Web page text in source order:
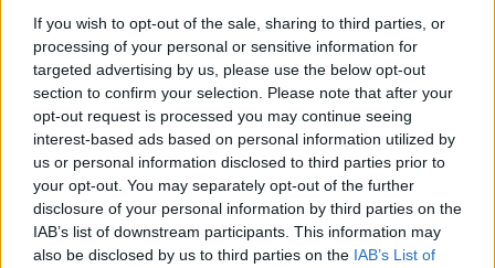
If you wish to opt-out of the sale, sharing to third parties, or
processing of your personal or sensitive information for
targeted advertising by us, please use the below opt-out
section to confirm your selection. Please note that after your
opt-out request is processed you may continue seeing
interest-based ads based on personal information utilized by
us or personal information disclosed to third parties prior to
your opt-out. You may separately opt-out of the further
disclosure of your personal information by third parties on the
IAB’s list of downstream participants. This information may
also be disclosed by us to third parties on the IAB’s List of